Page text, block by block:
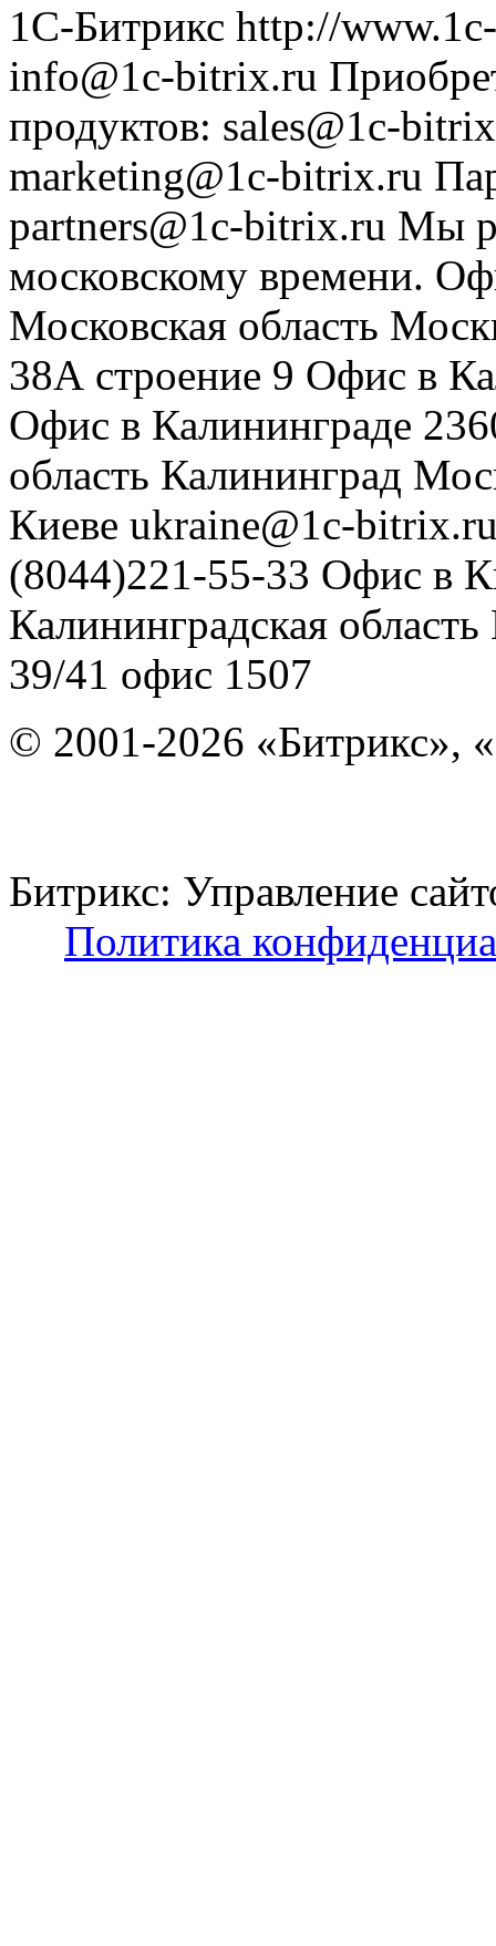
1С-Битрикс http://
info@1c-bitrix.ru
продуктов: sales@1c-
marketing@1c-bitrix.ru
partners@1c-bitrix.ru Мы
московскому времени.
Московская область
38А строение 9 Офис в
Офис в Калининграде
область Калининград
Киеве ukraine@1c-
(8044)221-55-33 Офис в
Калининградская область
39/41 офис 1507
© 2001-2026 «Битрикс»,
Битрикс: Управление
Политика